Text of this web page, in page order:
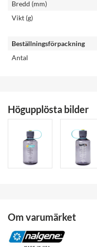
Bredd (mm)
Vikt (g)
Beställningsförpackning
Antal
Högupplösta bilder
Om varumärket